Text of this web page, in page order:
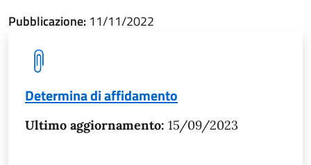
Pubblicazione: 11/11/2022
Determina di affidamento
Ultimo aggiornamento: 15/09/2023